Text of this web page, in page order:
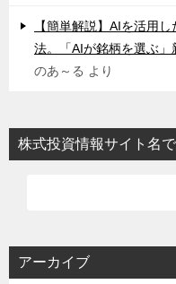
【簡単解説】AIを活用
法。「AIが銘柄を選ぶ
のあ～る より
株式投資情報サイト名
アーカイブ